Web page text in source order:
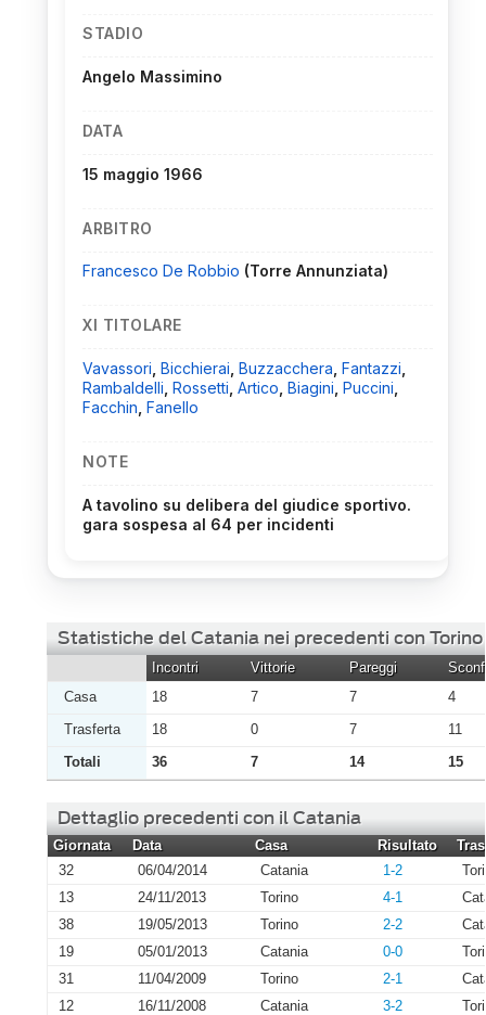
STADIO
Angelo Massimino
DATA
15 maggio 1966
ARBITRO
Francesco De Robbio (Torre Annunziata)
XI TITOLARE
Vavassori Bicchierai Buzzacchera Fantazzi
Rambaldelli Rossetti Artico Biagini Puccini
Facchin Fanello
NOTE
A tavolino su delibera del giudice sportivo.
gara sospesa al 64 per incidenti
Statistiche del Catania nei precedenti con Torino
Incontri Vittorie Pareggi
Casa
18 7 7
4
Trasferta
18 0 7
11
Totali
36 7 14 15
Dettaglio precedenti con il Catania
Giornata Data Casa Risultato
32
06/04/2014 Catania 1-2
13
24/11/2013 Torino 4-1
38
19/05/2013 Torino 2-2
19
05/01/2013 Catania 0-0
31
11/04/2009 Torino 2-1
12
16/11/2008 Catania 3-2